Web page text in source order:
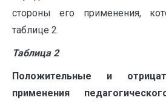
стороны его применения,
таблице 2.
Таблица 2
Положительные и
применения